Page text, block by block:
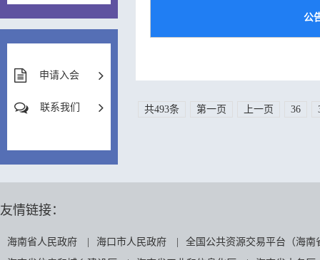
申请入会
联系我们
公
共493条 第一页 上一页 36
友情链接：
海南省人民政府 海口市人民政府
全国公共资源交易平台（海南